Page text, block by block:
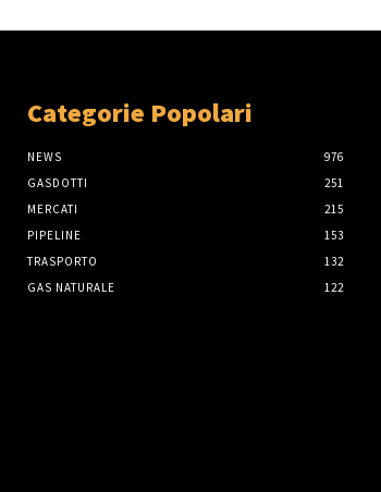
Categorie Popolari
NEWS
976
GASDOTTI
251
MERCATI
215
PIPELINE
153
TRASPORTO
132
GAS NATURALE
122